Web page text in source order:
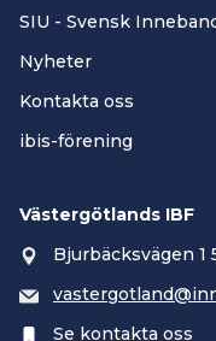
SIU - Svensk
Nyheter
Kontakta oss
ibis-förening
Västergötlands IBF
Bjurbäcksvägen 1
Se kontakta oss